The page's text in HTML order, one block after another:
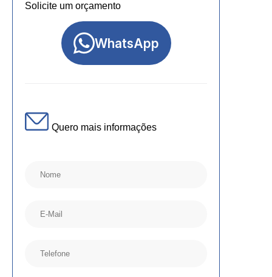
Solicite um orçamento
WhatsApp
Quero mais informações